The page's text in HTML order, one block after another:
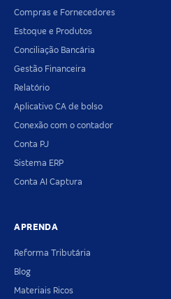
Compras e Fornecedores
Estoque e Produtos
Conciliação Bancária
Gestão Financeira
Relatório
Aplicativo CA de bolso
Conexão com o contador
Conta PJ
Sistema ERP
Conta AI Captura
APRENDA
Reforma Tributária
Blog
Materiais Ricos